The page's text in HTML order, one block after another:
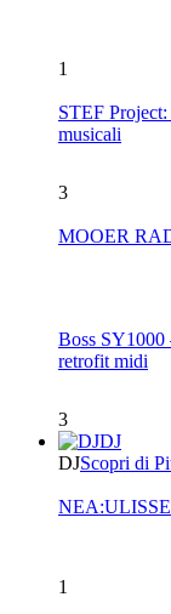
1
STEF Project:
musicali
3
Boss SY1000
retrofit midi
3
DJ
DJScopri di
NEA:ULISSE
1